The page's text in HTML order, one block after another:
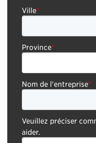
Ville*
Province*
Nom de l'entreprise*
Veuillez préciser
aider.